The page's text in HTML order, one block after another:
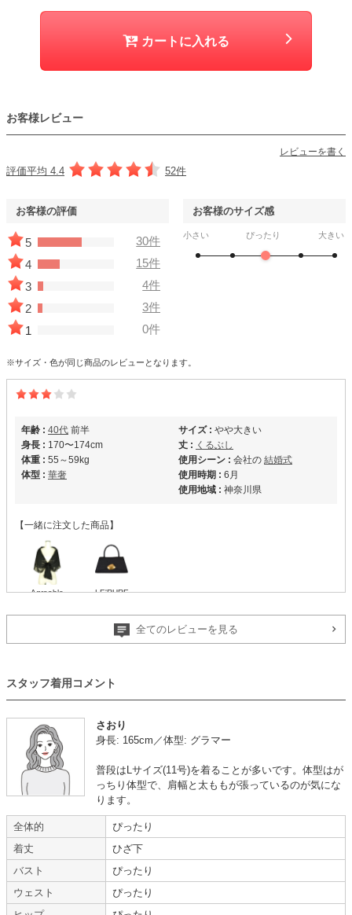
カートに入れる
お客様レビュー
レビューを書く
評価平均 4.4 52件
お客様の評価
5
30件
4
15件
3
4件
2
3件
1
0件
お客様のサイズ感
小さい ぴったり 大きい
※サイズ・色が同じ商品のレビューとなります。
年齢 : 40代 前半
身長 : 170〜174cm
体重 : 55～59kg
体型 : 華奢
サイズ : やや大きい
丈 : くるぶし
使用シーン : 会社の 結婚式
使用時期 : 6月
使用地域 : 神奈川県
【一緒に注文した商品】
Agreable LE'RURE
サイズはぴったりでした
体重 :60～64kg
体型 : ややぽっちゃり
使用時期 :2月
色味や柄が思っていたほど自分には合わず、試着のみで実際着用しなかった
ので残念でした。
た。
機会があればまた利用してみたいです。
【一緒に注文した商品】
全てのレビューを見る
スタッフ着用コメント
さおり
身長: 165cm／体型: グラマー
普段はLサイズ(11号)を着ることが多いです。体型はが
っちり体型で、肩幅と太ももが張っているのが気にな
ります。
全体的
ぴったり
着丈
ひざ下
バスト
ぴったり
ウェスト
ぴったり